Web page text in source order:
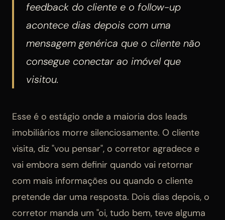
feedback do cliente e o follow-up
acontece dias depois com uma
mensagem genérica que o cliente não
consegue conectar ao imóvel que
visitou.
Esse é o estágio onde a maioria dos leads
imobiliários morre silenciosamente. O cliente
visita, diz "vou pensar", o corretor agradece e
vai embora sem definir quando vai retornar
com mais informações ou quando o cliente
pretende dar uma resposta. Dois dias depois, o
corretor manda um "oi, tudo bem, teve alguma